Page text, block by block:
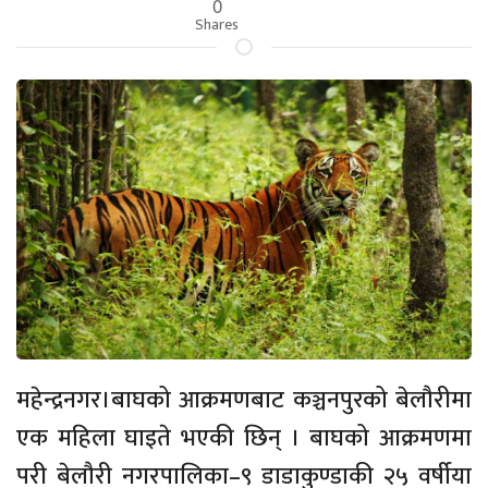
Shares
महेन्द्रनगर।बाघको आक्रमणबाट कञ्चनपुरको बेलौरीमा
एक महिला घाइते भएकी छिन् । बाघको आक्रमणमा
परी बेलौरी नगरपालिका–९ डाडाकुण्डाकी २५ वर्षीया